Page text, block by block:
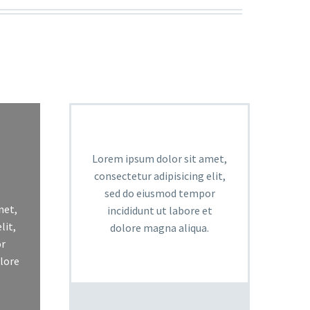
Lorem ipsum dolor sit amet,
consectetur adipisicing elit,
sed do eiusmod tempor
incididunt ut labore et
dolore magna aliqua.